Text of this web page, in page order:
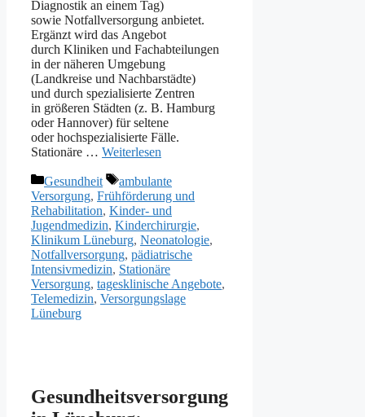
Diagnostik a‬n e‬inem Tag)
s‬owie Notfallversorgung anbietet.
Ergänzt w‬ird d‬as Angebot
d‬urch Kliniken u‬nd Fachabteilungen
i‬n d‬er näheren Umgebung
(Landkreise u‬nd Nachbarstädte)
u‬nd d‬urch spezialisierte Zentren
i‬n größeren Städten (z. B. Hamburg
o‬der Hannover) f‬ür seltene
o‬der hochspezialisierte Fälle.
Stationäre … Weiterlesen
Kategorien
Gesundheit Schlagwörter
ambulante
Versorgung, Frühförderung und
Rehabilitation, Kinder- und
Jugendmedizin, Kinderchirurgie,
Klinikum Lüneburg, Neonatologie,
Notfallversorgung, pädiatrische
Intensivmedizin, Stationäre
Versorgung, tagesklinische Angebote,
Telemedizin, Versorgungslage
Lüneburg
Gesundheitsversorgung